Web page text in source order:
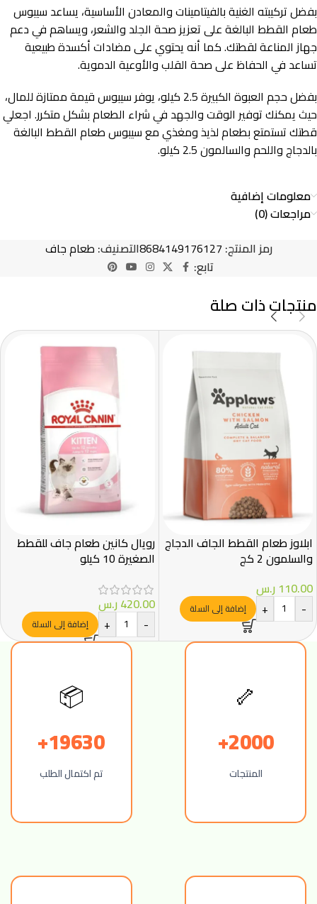
بفضل تركيبته الغنية بالفيتامينات والمعادن الأساسية، يساعد سيبوس
طعام القطط البالغة على تعزيز صحة الجلد والشعر، ويساهم في دعم
جهاز المناعة لقطتك. كما أنه يحتوي على مضادات أكسدة طبيعية
تساعد في الحفاظ على صحة القلب والأوعية الدموية.
بفضل حجم العبوة الكبيرة 2.5 كيلو، يوفر سيبوس قيمة ممتازة للمال،
حيث يمكنك توفير الوقت والجهد في شراء الطعام بشكل متكرر. اجعلي
قطتك تستمتع بطعام لذيذ ومغذي مع سيبوس طعام القطط البالغة
بالدجاج واللحم والسالمون 2.5 كيلو.
معلومات إضافية
مراجعات (0)
رمز المنتج: 8684149176127التصنيف: طعام جاف
تابع:
منتجات ذات صلة
ابلاوز طعام القطط الجاف الدجاج
والسلمون 2 كج
110.00 ر.س
-
+ إضافة إلى السلة
رويال كانين طعام جاف للقطط
الصغيرة 10 كيلو
420.00ر.س
-
+ إضافة إلى السلة
🦴
2000+
المنتجات
📦
19630+
تم اكتمال الطلب